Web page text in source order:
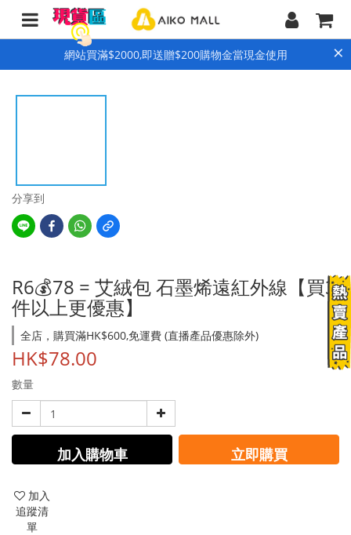
網站買滿$2000,即送贈$200購物金當現金使用 ×
分享到
R6💰78 = 艾絨包 石墨烯遠紅外線【買3
件以上更優惠】
全店，購買滿HK$600,免運費 (直播產品優惠除外)
HK$78.00
數量
加入購物車 立即購買
加入
追蹤清
單